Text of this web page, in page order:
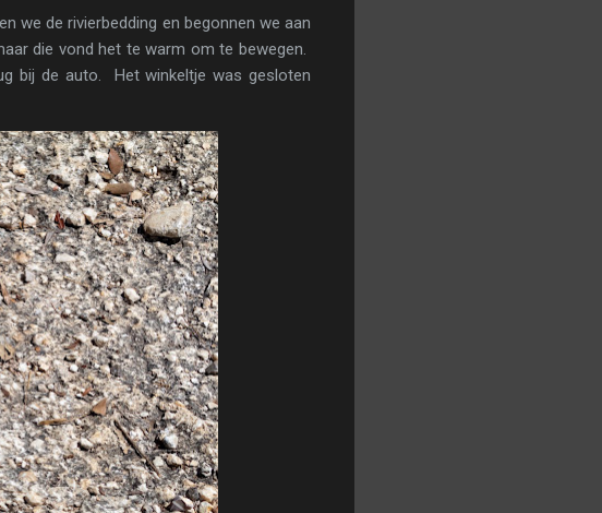
we de rivierbedding en begonnen we aan
die vond het te warm om te bewegen.
bij de auto. Het winkeltje was gesloten